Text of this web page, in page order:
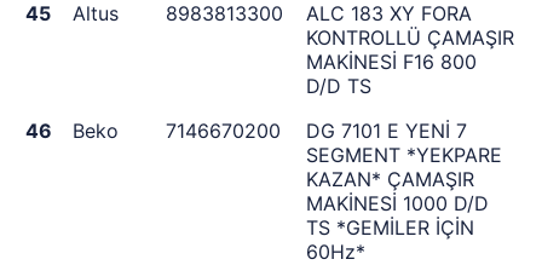
45
Altus 8983813300
ALC 183 XY FORA
KONTROLLÜ ÇAMAŞIR
MAKİNESİ F16 800
D/D TS
46
Beko 7146670200
DG 7101 E YENİ 7
SEGMENT *YEKPARE
KAZAN* ÇAMAŞIR
MAKİNESİ 1000 D/D
TS *GEMİLER İÇİN
60Hz*